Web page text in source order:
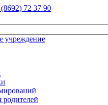
72 37 90
учреждение